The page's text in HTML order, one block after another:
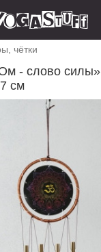
чётки
- слово
см